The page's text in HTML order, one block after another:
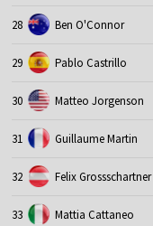
28 Ben O'Connor
29 Pablo Castrillo
30 Matteo Jorgenson
31 Guillaume Martin
32 Felix Grossschartner
33 Mattia Cattaneo